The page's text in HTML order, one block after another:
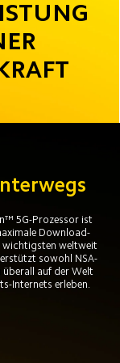
5G-Prozessor ist
Download-
wichtigsten weltweit
sowohl NSA-
überall auf der Welt
Internets erleben.